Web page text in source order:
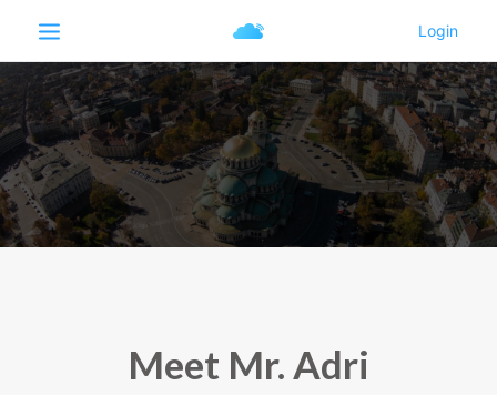
Meet Mr. Adri